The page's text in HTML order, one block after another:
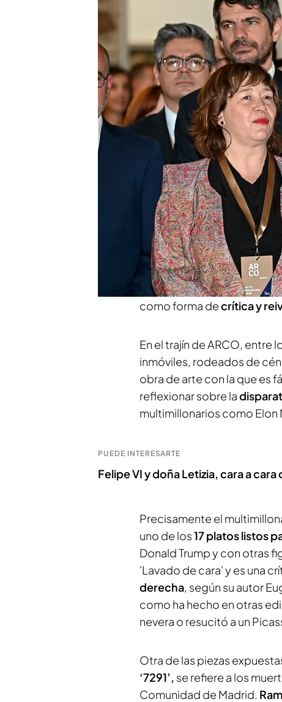
Las galerías españolas
"Estamos en
Entre las obras más
blanqueamiento de la
La obra más barata que
euros y la más cara
Compartir
Losreyes don Felipe y
ARCO,la feria de Arte
Domínguezen el vídeo, su
apagando la luz para exigir
o las caras de Trump y
como forma decrítica y
En el trajín de ARCO, entre
inmóviles, rodeados de
obra de arte con la que es
reflexionar sobre la
multimillonarios como Elon
PUEDE INTERESARTE
Felipe VI y doña Letizia, cara a
Precisamente el
uno de los17 platos listos
Donald Trump y con otras
'Lavado de cara' y es una
derecha, según su autor
como ha hecho en otras
nevera o resucitó a un
Otra de las piezas
‘7291’, se refiere a los
Comunidad de Madrid.